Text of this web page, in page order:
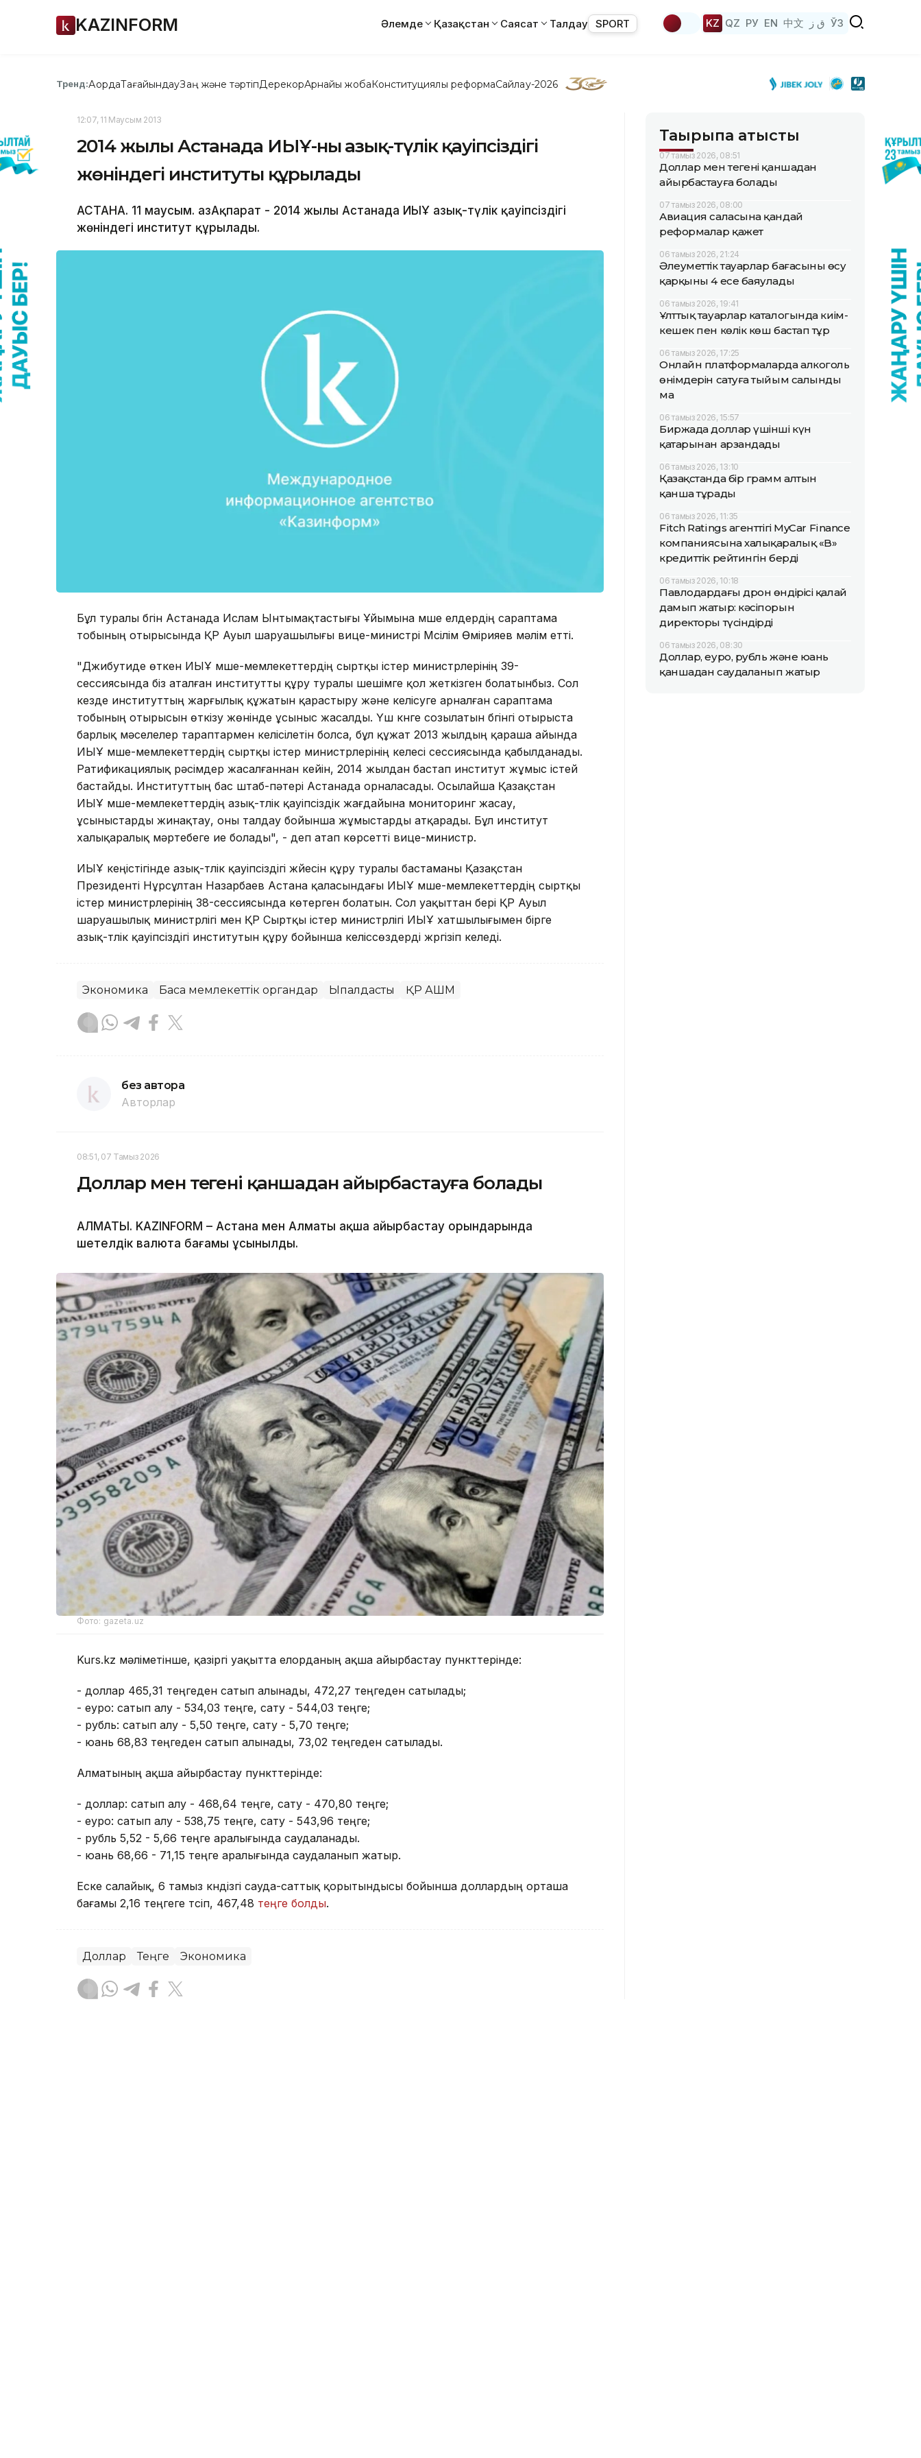
KAZINFORM Әлемде Қазақстан Саясат Талдау SPORT KZ QZ РУ EN 中文 ق ز ЎЗ
Тренд:АқордаТағайындауЗаң және тәртіпДерекқорАрнайы жобаКонституциялық реформаСайлау-2026
12:07, 11 Маусым 2013
2014 жылы Астанада ИЫҰ-ның азық-түлiк қауiпсiздiгi
жөнiндегi институты құрылады
АСТАНА. 11 маусым. ҚазАқпарат - 2014 жылы Астанада ИЫҰ азық-түлiк қауiпсiздiгi
жөнiндегi институт құрылады.
Бұл туралы бүгiн Астанада Ислам Ынтымақтастығы Ұйымына мүше елдердiң сараптама
тобының отырысында ҚР Ауыл шаруашылығы вице-министрi Мүсiлiм Өмiрияев мәлiм еттi.
"Джибутиде өткен ИЫҰ мүше-мемлекеттердiң сыртқы iстер министрлерiнiң 39-
сессиясында бiз аталған институтты құру туралы шешiмге қол жеткiзген болатынбыз. Сол
кезде институттың жарғылық құжатын қарастыру және келiсуге арналған сараптама
тобының отырысын өткiзу жөнiнде ұсыныс жасалды. Үш күнге созылатын бүгiнгi отырыста
барлық мәселелер тараптармен келiсiлетiн болса, бұл құжат 2013 жылдың қараша айында
ИЫҰ мүше-мемлекеттердiң сыртқы iстер министрлерiнiң келесi сессиясында қабылданады.
Ратификациялық рәсiмдер жасалғаннан кейiн, 2014 жылдан бастап институт жұмыс iстей
бастайды. Институттың бас штаб-пәтерi Астанада орналасады. Осылайша Қазақстан
ИЫҰ мүше-мемлекеттердiң азық-түлiк қауiпсiздiк жағдайына мониторинг жасау,
ұсыныстарды жинақтау, оны талдау бойынша жұмыстарды атқарады. Бұл институт
халықаралық мәртебеге ие болады", - деп атап көрсеттi вице-министр.
ИЫҰ кеңiстiгiнде азық-түлiк қауiпсiздiгi жүйесiн құру туралы бастаманы Қазақстан
Президентi Нұрсұлтан Назарбаев Астана қаласындағы ИЫҰ мүше-мемлекеттердiң сыртқы
iстер министрлерiнiң 38-сессиясында көтерген болатын. Сол уақыттан берi ҚР Ауыл
шаруашылық министрлiгi мен ҚР Сыртқы iстер министрлiгi ИЫҰ хатшылығымен бiрге
азық-түлiк қауiпсiздiгi институтын құру бойынша келiссөздердi жүргiзiп келедi.
Экономика Басқа мемлекеттік органдар Ықпалдастық ҚР АШМ
без автора
Авторлар
08:51, 07 Тамыз 2026
Доллар мен теңгені қаншадан айырбастауға болады
АЛМАТЫ. KAZINFORM – Астана мен Алматы ақша айырбастау орындарында
шетелдік валюта бағамы ұсынылды.
Фото: gazeta.uz
Kurs.kz мәліметінше, қазіргі уақытта елорданың ақша айырбастау пункттерінде:
- доллар 465,31 теңгеден сатып алынады, 472,27 теңгеден сатылады;
- еуро: сатып алу - 534,03 теңге, сату - 544,03 теңге;
- рубль: сатып алу - 5,50 теңге, сату - 5,70 теңге;
- юань 68,83 теңгеден сатып алынады, 73,02 теңгеден сатылады.
Алматының ақша айырбастау пункттерінде:
- доллар: сатып алу - 468,64 теңге, сату - 470,80 теңге;
- еуро: сатып алу - 538,75 теңге, сату - 543,96 теңге;
- рубль 5,52 - 5,66 теңге аралығында саудаланады.
- юань 68,66 - 71,15 теңге аралығында саудаланып жатыр.
Еске салайық, 6 тамыз күндізгі сауда-саттық қорытындысы бойынша доллардың орташа
бағамы 2,16 теңгеге түсіп, 467,48 теңге болды.
Доллар Теңге Экономика
Тақырыпқа қатысты
07 тамыз 2026, 08:51
Доллар мен теңгені қаншадан
айырбастауға болады
07 тамыз 2026, 08:00
Авиация саласына қандай
реформалар қажет
06 тамыз 2026, 21:24
Әлеуметтік тауарлар бағасының өсу
қарқыны 4 есе баяулады
06 тамыз 2026, 19:41
Ұлттық тауарлар каталогында киім-
кешек пен көлік көш бастап тұр
06 тамыз 2026, 17:25
Онлайн платформаларда алкоголь
өнімдерін сатуға тыйым салынды
ма
06 тамыз 2026, 15:57
Биржада доллар үшінші күн
қатарынан арзандады
06 тамыз 2026, 13:10
Қазақстанда бір грамм алтын
қанша тұрады
06 тамыз 2026, 11:35
Fitch Ratings агенттігі MyCar Finance
компаниясына халықаралық «B»
кредиттік рейтингін берді
06 тамыз 2026, 10:18
Павлодардағы дрон өндірісі қалай
дамып жатыр: кәсіпорын
директоры түсіндірді
06 тамыз 2026, 08:30
Доллар, еуро, рубль және юань
қаншадан саудаланып жатыр